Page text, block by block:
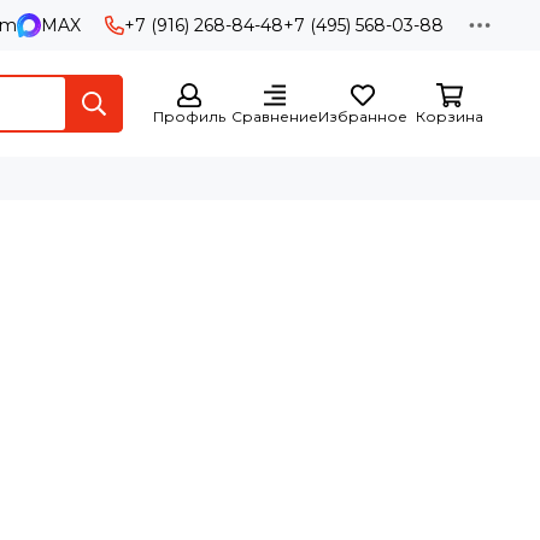
MAX +7 (916) 268-84-48+7 (495) 568-03-88
Профиль СравнениеИзбранное Корзина